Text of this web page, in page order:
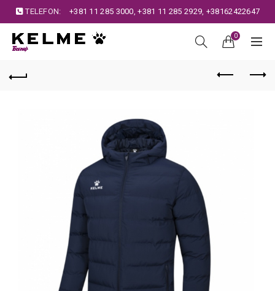
TELEFON: +381 11 285 3000,+381 11 285 2929, +38162422647
0